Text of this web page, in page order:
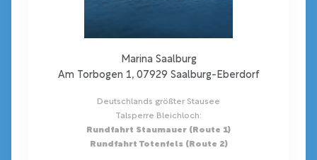
Marina Saalburg
Am Torbogen 1, 07929 Saalburg-Eberdorf
Deutschlands größter Stausee
Talsperre Bleichloch:
Rundfahrt Staumauer (Route 1)
Rundfahrt Totenfels (Route 2)